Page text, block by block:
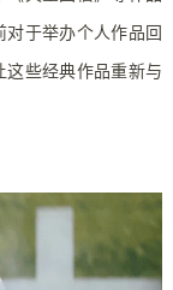
于举办个人作品回
这些经典作品重新与